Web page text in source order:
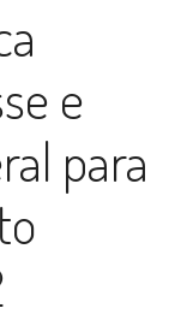
e
para